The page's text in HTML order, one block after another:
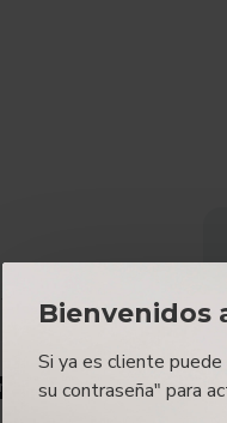
Bienvenidos
Si ya es cliente puede
su contraseña" para
Rojas 20 L - Lambic
Rojas 20 L Lambic